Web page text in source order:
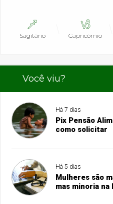
Sagitário Capricórnio
Você viu?
Há 7 dias
Pix Pensão
como solicitar
Há 5 dias
Mulheres são
mas minoria na